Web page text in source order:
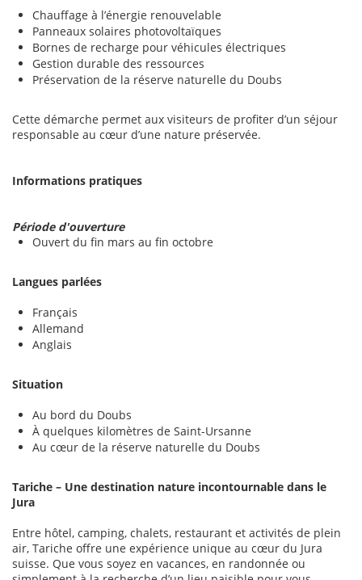
Chauffage à l’énergie renouvelable
Panneaux solaires photovoltaïques
Bornes de recharge pour véhicules électriques
Gestion durable des ressources
Préservation de la réserve naturelle du Doubs
Cette démarche permet aux visiteurs de profiter d’un séjour
responsable au cœur d’une nature préservée.
Informations pratiques
Période d'ouverture
Ouvert du fin mars au fin octobre
Langues parlées
Français
Allemand
Anglais
Situation
Au bord du Doubs
À quelques kilomètres de Saint-Ursanne
Au cœur de la réserve naturelle du Doubs
Tariche – Une destination nature incontournable dans le
Jura
Entre hôtel, camping, chalets, restaurant et activités de plein
air, Tariche offre une expérience unique au cœur du Jura
suisse. Que vous soyez en vacances, en randonnée ou